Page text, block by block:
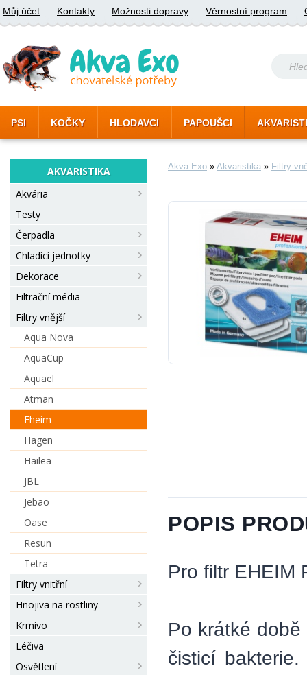
Můj účet Kontakty Možnosti dopravy Věrnostní program
PSI KOČKY HLODAVCI PAPOUŠCI
AKVARISTIKA
Akvária
Testy
Čerpadla
Chladící jednotky
Dekorace
Filtrační média
Filtry vnější
Aqua Nova
AquaCup
Aquael
Atman
Eheim
Hagen
Hailea
JBL
Jebao
Oase
Resun
Tetra
Filtry vnitřní
Hnojiva na rostliny
Krmivo
Léčiva
Osvětlení
Akva Exo » Akvaristika » Filtry
POPIS
Pro filtr EHEIM
Po krátké
čisticí